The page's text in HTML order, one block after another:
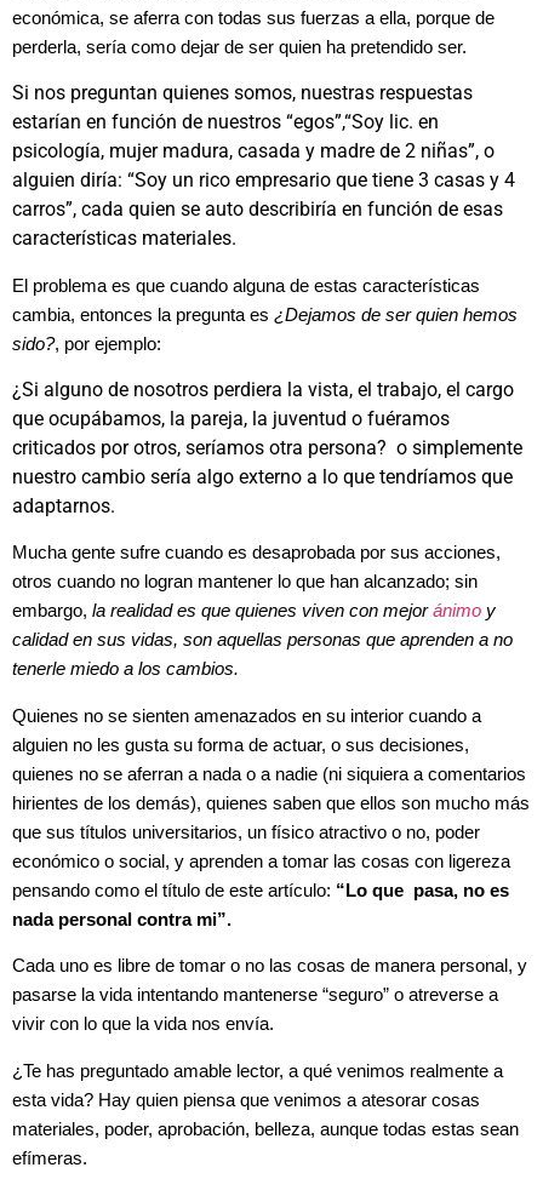
económica, se aferra con todas sus fuerzas a ella, porque de
perderla, sería como dejar de ser quien ha pretendido ser.
Si nos preguntan quienes somos, nuestras respuestas
estarían en función de nuestros “egos”,“Soy lic. en
psicología, mujer madura, casada y madre de 2 niñas”, o
alguien diría: “Soy un rico empresario que tiene 3 casas y 4
carros”, cada quien se auto describiría en función de esas
características materiales.
El problema es que cuando alguna de estas características
cambia, entonces la pregunta es ¿Dejamos de ser quien hemos
sido?, por ejemplo:
¿Si alguno de nosotros perdiera la vista, el trabajo, el cargo
que ocupábamos, la pareja, la juventud o fuéramos
criticados por otros, seríamos otra persona? o simplemente
nuestro cambio sería algo externo a lo que tendríamos que
adaptarnos.
Mucha gente sufre cuando es desaprobada por sus acciones,
otros cuando no logran mantener lo que han alcanzado; sin
embargo, la realidad es que quienes viven con mejoránimo y
calidad en sus vidas, son aquellas personas que aprenden a no
tenerle miedo a los cambios.
Quienes no se sienten amenazados en su interior cuando a
alguien no les gusta su forma de actuar, o sus decisiones,
quienes no se aferran a nada o a nadie (ni siquiera a comentarios
hirientes de los demás), quienes saben que ellos son mucho más
que sus títulos universitarios, un físico atractivo o no, poder
económico o social, y aprenden a tomar las cosas con ligereza
pensando como el título de este artículo: “Lo que pasa, no es
nada personal contra mi”.
Cada uno es libre de tomar o no las cosas de manera personal, y
pasarse la vida intentando mantenerse “seguro” o atreverse a
vivir con lo que la vida nos envía.
¿Te has preguntado amable lector, a qué venimos realmente a
esta vida? Hay quien piensa que venimos a atesorar cosas
materiales, poder, aprobación, belleza, aunque todas estas sean
efímeras.